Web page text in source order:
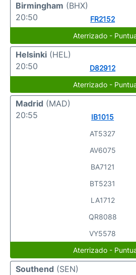
Birmingham (BHX)
20:50
FR2152
Aterrizado -
Helsinki (HEL)
20:50
D82912
Aterrizado -
Madrid (MAD)
20:55
IB1015
AT5327
AV6075
BA7121
BT5231
LA1712
QR8088
VY5578
Aterrizado -
Southend (SEN)